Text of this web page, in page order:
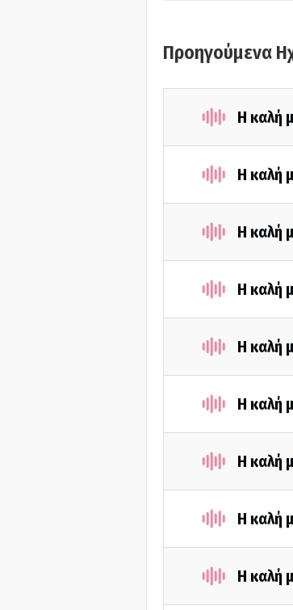
Προηγούμενα
Η καλή
Η καλή
Η καλή
Η καλή
Η καλή
Η καλή
Η καλή
Η καλή
Η καλή